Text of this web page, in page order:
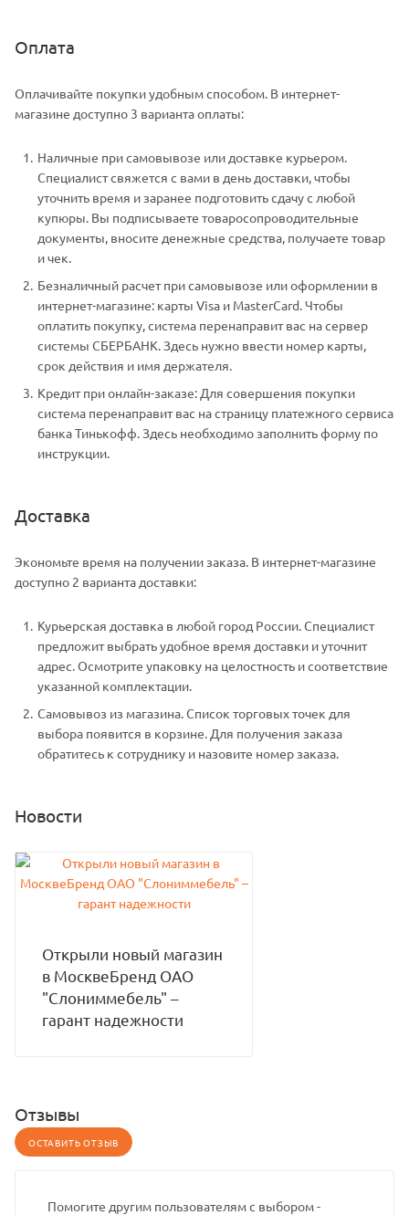
Оплата
Оплачивайте покупки удобным способом. В интернет-
магазине доступно 3 варианта оплаты:
Наличные при самовывозе или доставке курьером.
Специалист свяжется с вами в день доставки, чтобы
уточнить время и заранее подготовить сдачу с любой
купюры. Вы подписываете товаросопроводительные
документы, вносите денежные средства, получаете товар
и чек.
Безналичный расчет при самовывозе или оформлении в
интернет-магазине: карты Visa и MasterCard. Чтобы
оплатить покупку, система перенаправит вас на сервер
системы СБЕРБАНК. Здесь нужно ввести номер карты,
срок действия и имя держателя.
Кредит при онлайн-заказе: Для совершения покупки
система перенаправит вас на страницу платежного сервиса
банка Тинькофф. Здесь необходимо заполнить форму по
инструкции.
Доставка
Экономьте время на получении заказа. В интернет-магазине
доступно 2 варианта доставки:
Курьерская доставка в любой город России. Специалист
предложит выбрать удобное время доставки и уточнит
адрес. Осмотрите упаковку на целостность и соответствие
указанной комплектации.
Самовывоз из магазина. Список торговых точек для
выбора появится в корзине. Для получения заказа
обратитесь к сотруднику и назовите номер заказа.
Новости
Открыли новый магазин
в МосквеБренд ОАО
"Слониммебель" –
гарант надежности
Отзывы
ОСТАВИТЬ ОТЗЫВ
Помогите другим пользователям с выбором -